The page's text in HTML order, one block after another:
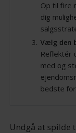
Op til fire
dig
Vælg den
Reflektér
med og
bedste
Undgå at spilde